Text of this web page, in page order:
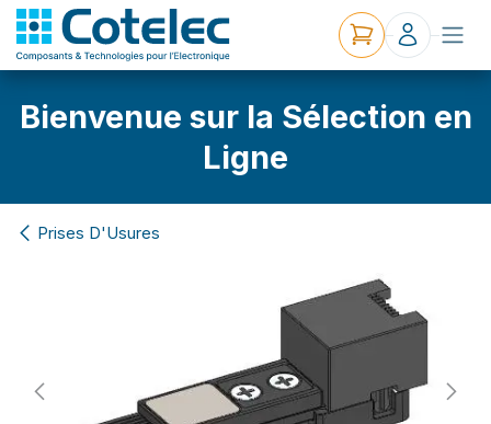
Bienvenue sur la Sélection en
Ligne
Prises D'Usures